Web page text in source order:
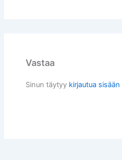
Vastaa
Sinun täytyy kirjautua sisään